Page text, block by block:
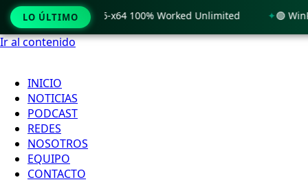
Ir al contenido
INICIO
NOTICIAS
PODCAST
REDES
NOSOTROS
EQUIPO
CONTACTO
LO ÚLTIMO
11 x86-x64 100% Worked Unlimited 🟢 WinRAR